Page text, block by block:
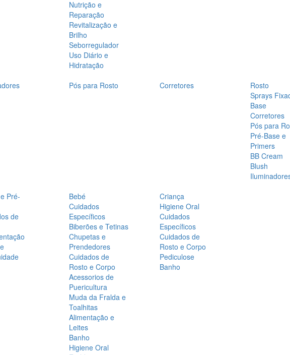
Nutrição e
Reparação
Revitalização e
Brilho
Seborregulador
Uso Diário e
Hidratação
Pós para Rosto Corretores
Rosto
Sprays
Base
Corretores
Pós para
Pré-Base e
Primers
BB Cream
Blush
Pré-
de
Bebé
Cuidados
Específicos
Biberões e Tetinas
Chupetas e
Prendedores
Cuidados de
Rosto e Corpo
Acessorios de
Puericultura
Muda da Fralda e
Toalhitas
Alimentação e
Leites
Banho
Higiene Oral
Criança
Higiene Oral
Cuidados
Específicos
Cuidados de
Rosto e Corpo
Pediculose
Banho